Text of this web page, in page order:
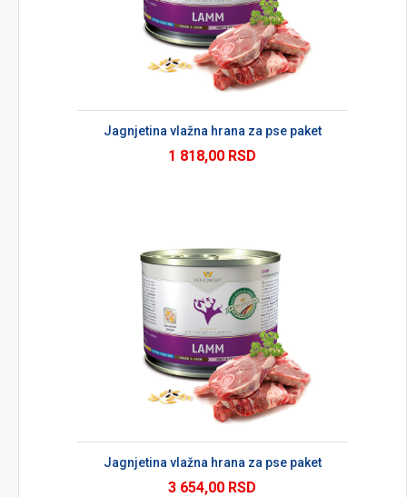
Jagnjetina vlažna hrana za pse paket
1 818,00 RSD
Jagnjetina vlažna hrana za pse paket
3 654,00 RSD